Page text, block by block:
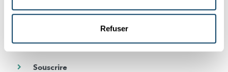
Refuser
En cochant cette case, vous acceptez de recevoir notre newsletter. Vous
pouvez à tout moment et très facilement vous désinscrire en cliquant sur
le lien de désabonnement présent au bas de chaque newsletter. Pour